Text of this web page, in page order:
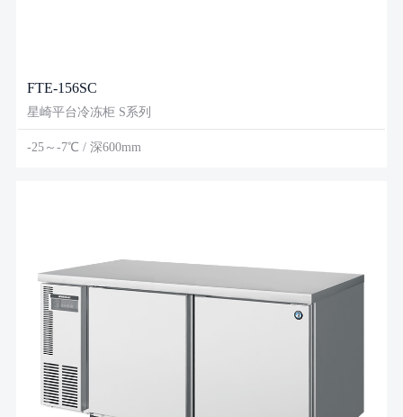
FTE-156SC
星崎平台冷冻柜 S系列
-25～-7℃ / 深600mm